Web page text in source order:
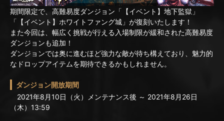
期間限定で、高難易度ダンジョン「【イベント】地下監獄」
「【イベント】ホワイトファング城」が復刻いたします！
また今回は、幅広く挑戦が行える入場制限が緩和された高難易度
ダンジョンも追加！
ダンジョンでは奥に進むほど強力な敵が待ち構えており、魅力的
なドロップアイテムを期待できるかもしれません。
ダンジョン開放期間
2021年8月10日（火）メンテナンス後 ～ 2021年8月26日
（木）13:59